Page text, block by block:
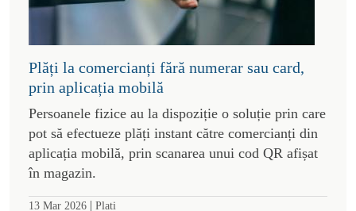
Plăți la comercianți fără numerar sau card,
prin aplicația mobilă
Persoanele fizice au la dispoziție o soluție prin care
pot să efectueze plăți instant către comercianți din
aplicația mobilă, prin scanarea unui cod QR afișat
în magazin.
13 Mar 2026 | Plati